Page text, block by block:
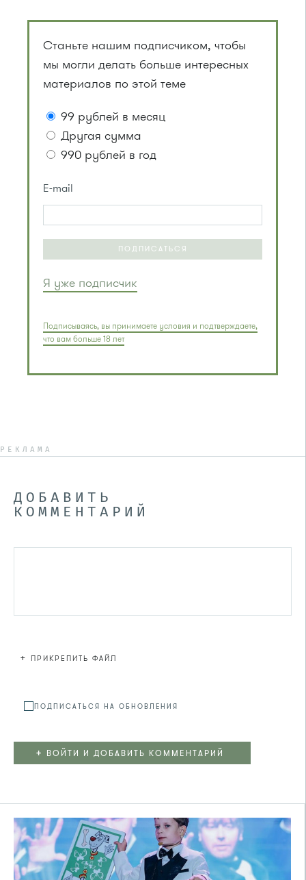
Станьте нашим подписчиком, чтобы
мы могли делать больше интересных
материалов по этой теме
99 рублей в месяц
Другая сумма
990 рублей в год
E-mail
ПОДПИСАТЬСЯ
Я уже подписчик
Подписываясь, вы принимаете условия и подтверждаете,
что вам больше 18 лет
РЕКЛАМА
ДОБАВИТЬ
КОММЕНТАРИЙ
+ ПРИКРЕПИТЬ ФАЙЛ
ПОДПИСАТЬСЯ НА ОБНОВЛЕНИЯ
+ ВОЙТИ И ДОБАВИТЬ КОММЕНТАРИЙ